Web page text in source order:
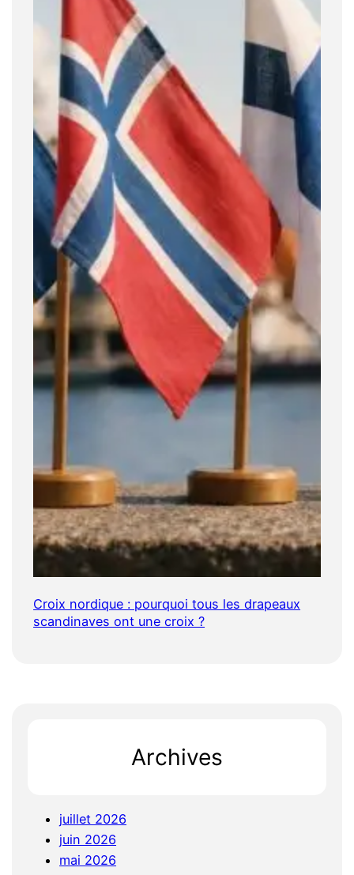
Croix nordique : pourquoi tous les drapeaux
scandinaves ont une croix ?
Archives
juillet 2026
juin 2026
mai 2026